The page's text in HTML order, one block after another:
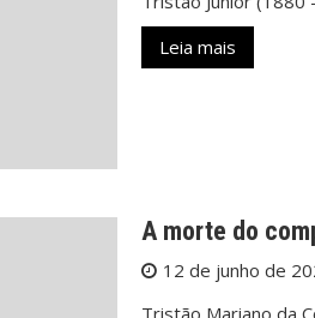
Leia mais
A morte do
12 de junho de